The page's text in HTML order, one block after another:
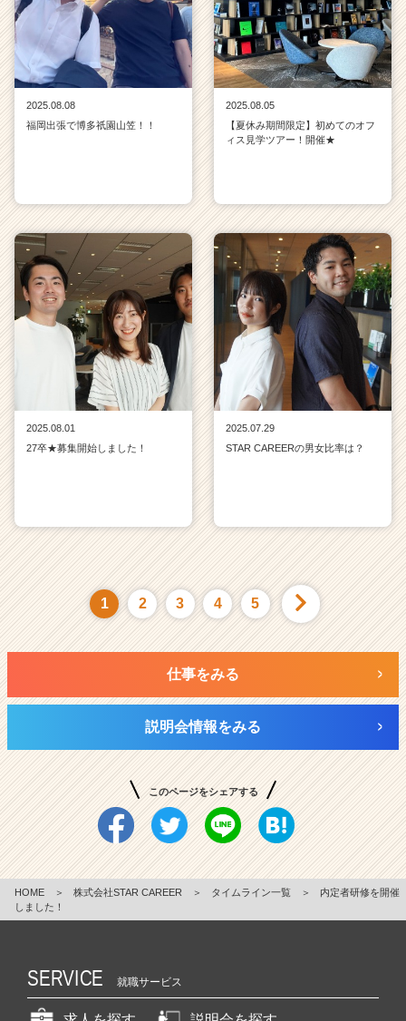
2025.08.08
福岡出張で博多祇園山笠！！
2025.08.05
【夏休み期間限定】初めてのオフ
ィス見学ツアー！開催★
2025.08.01
27卒★募集開始しました！
2025.07.29
STAR CAREERの男女比率は？
1 2 3 4 5
仕事をみる
説明会情報をみる
このページをシェアする
HOME ＞ 株式会社STAR CAREER ＞ タイムライン一覧 ＞
内定者研修を開催
しました！
SERVICE 就職サービス